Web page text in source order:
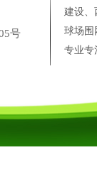
号
建设、
球场
专业专